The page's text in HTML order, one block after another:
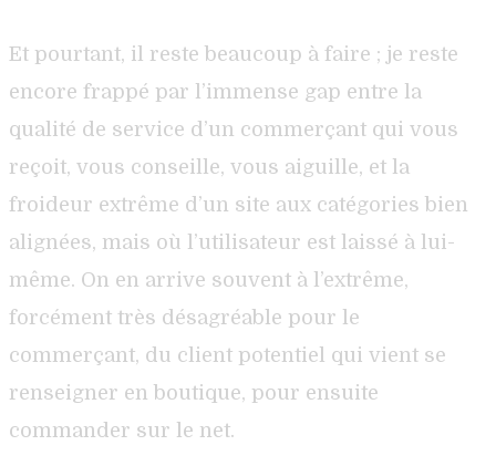
Et pourtant, il reste beaucoup à faire ; je reste
encore frappé par l’immense gap entre la
qualité de service d’un commerçant qui vous
reçoit, vous conseille, vous aiguille, et la
froideur extrême d’un site aux catégories bien
alignées, mais où l’utilisateur est laissé à lui-
même. On en arrive souvent à l’extrême,
forcément très désagréable pour le
commerçant, du client potentiel qui vient se
renseigner en boutique, pour ensuite
commander sur le net.